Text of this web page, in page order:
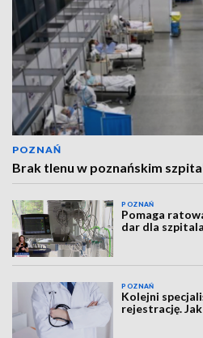
POZNAŃ
Brak tlenu w poznańskim
POZNAŃ
Pomaga
dar dla
POZNAŃ
Kolejni
rejestrację.